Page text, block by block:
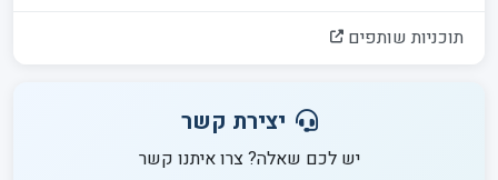
תוכניות שותפים
יצירת קשר
יש לכם שאלה? צרו איתנו קשר